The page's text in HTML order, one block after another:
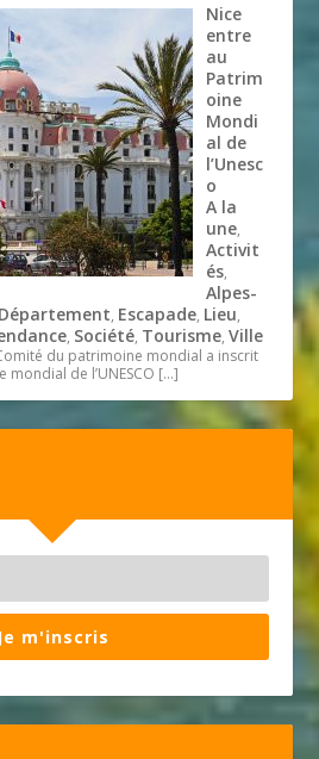
Nice
entre
au
Patrim
oine
Mondi
al de
l’Unesc
o
A la
une,
Activit
és,
Alpes-
Département, Escapade, Lieu,
, Société, Tourisme,Ville
du patrimoine mondial a inscrit
de l’UNESCO […]
Je m'inscris